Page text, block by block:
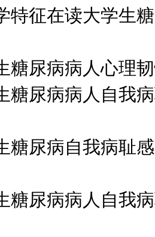
特征在读大学生
糖尿病病人心理
糖尿病病人自我
糖尿病自我病耻
糖尿病病人自我